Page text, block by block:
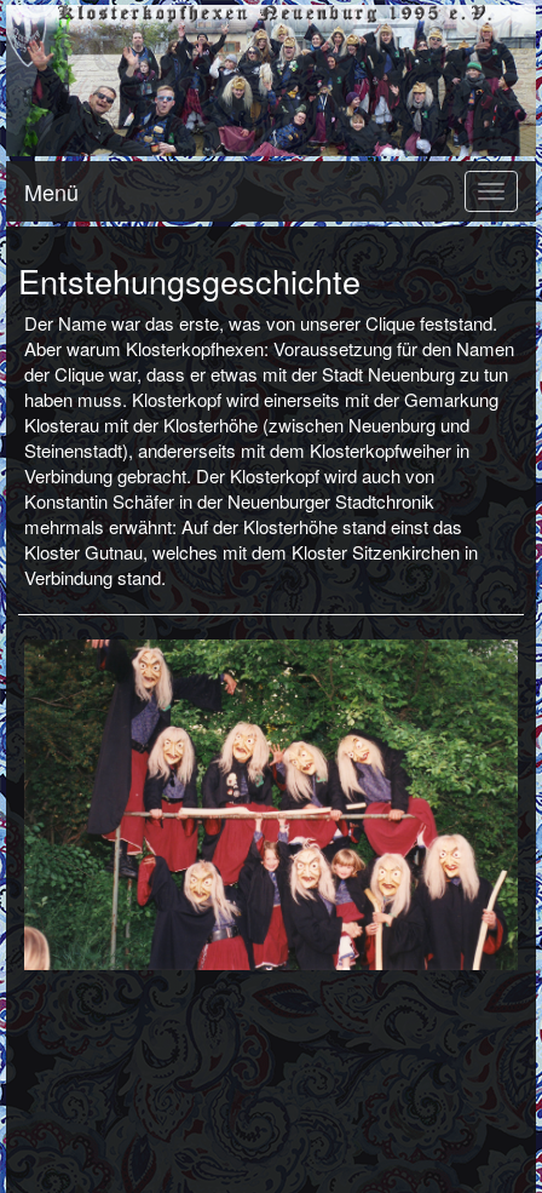
Toggle
Menü
Entstehungsgeschichte
Der Name war das erste, was von unserer Clique feststand.
Aber warum Klosterkopfhexen: Voraussetzung für den Namen
der Clique war, dass er etwas mit der Stadt Neuenburg zu tun
haben muss. Klosterkopf wird einerseits mit der Gemarkung
Klosterau mit der Klosterhöhe (zwischen Neuenburg und
Steinenstadt), andererseits mit dem Klosterkopfweiher in
Verbindung gebracht. Der Klosterkopf wird auch von
Konstantin Schäfer in der Neuenburger Stadtchronik
mehrmals erwähnt: Auf der Klosterhöhe stand einst das
Kloster Gutnau, welches mit dem Kloster Sitzenkirchen in
Verbindung stand.